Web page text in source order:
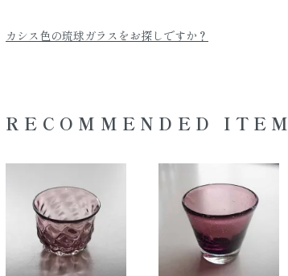
カシス色の琉球ガラスをお探しですか？
RECOMMENDED ITEM